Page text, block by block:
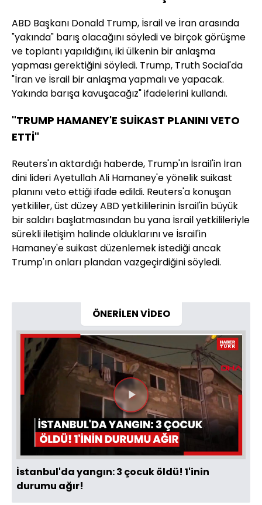
ABD Başkanı Donald Trump, İsrail ve İran arasında
"yakında" barış olacağını söyledi ve birçok görüşme
ve toplantı yapıldığını, iki ülkenin bir anlaşma
yapması gerektiğini söyledi. Trump, Truth Social'da
"İran ve İsrail bir anlaşma yapmalı ve yapacak.
Yakında barışa kavuşacağız" ifadelerini kullandı.
"TRUMP HAMANEY'E SUİKAST PLANINI VETO
ETTİ"
Reuters'ın aktardığı haberde, Trump'ın İsrail'in İran
dini lideri Ayetullah Ali Hamaney'e yönelik suikast
planını veto ettiği ifade edildi. Reuters'a konuşan
yetkililer, üst düzey ABD yetkililerinin İsrail'in büyük
bir saldırı başlatmasından bu yana İsrail yetkilileriyle
sürekli iletişim halinde olduklarını ve İsrail'in
Hamaney'e suikast düzenlemek istediği ancak
Trump'ın onları plandan vazgeçirdiğini söyledi.
ÖNERİLEN VİDEO
Videoyu
Oynat
İstanbul'da yangın: 3 çocuk öldü! 1'inin
durumu ağır!